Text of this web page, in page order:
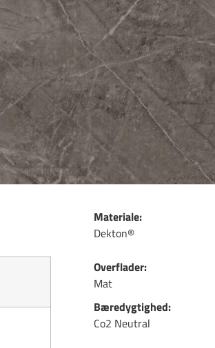
Materiale:
Dekton®
Overflader:
Mat
Bæredygtighed:
Co2 Neutral